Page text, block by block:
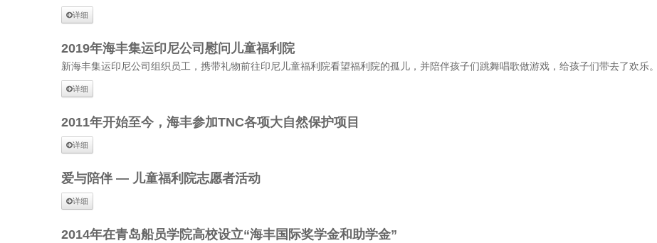
详细
2019年海丰集运印尼公司慰问儿童福利院
新海丰集运印尼公司组织员工，携带礼物前往印尼儿童福利院看望福利院的孤儿，并陪伴孩子们跳舞唱歌做游戏，给孩子们带去了欢乐。
详细
2011年开始至今，海丰参加TNC各项大自然保护项目
详细
爱与陪伴 — 儿童福利院志愿者活动
详细
2014年在青岛船员学院高校设立“海丰国际奖学金和助学金”